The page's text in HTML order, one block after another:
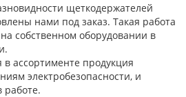
щеткодержателей
нами под заказ. Такая работа
собственном оборудовании в
в ассортименте продукция
электробезопасности, и
работе.